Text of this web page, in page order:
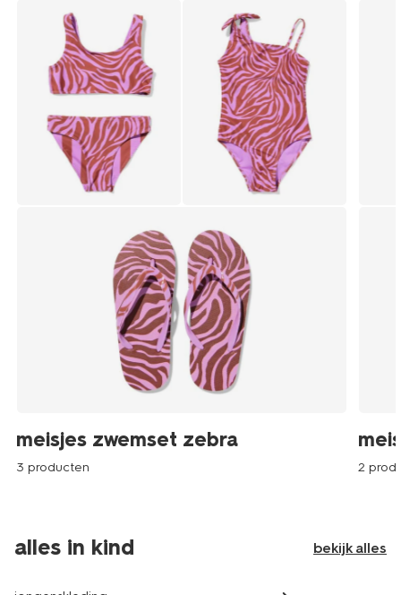
meisjes zwemset zebra
3 producten 2
alles in kind bekijk alles